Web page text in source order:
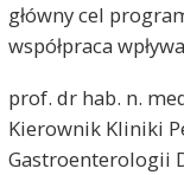
główny cel
współpraca
prof. dr hab. n.
Kierownik Kliniki
Gastroenterologii